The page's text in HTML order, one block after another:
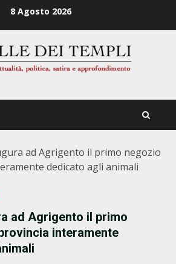
8 Agosto 2026
ad Agrigento il primo negozio
dedicato agli animali
ad Agrigento il primo
interamente